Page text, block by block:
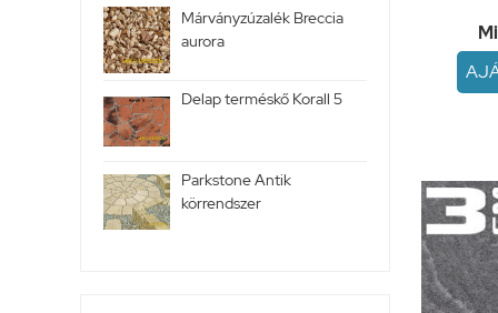
Márványzúzalék Breccia
aurora
Delap terméskő Korall 5
Parkstone Antik
körrendszer